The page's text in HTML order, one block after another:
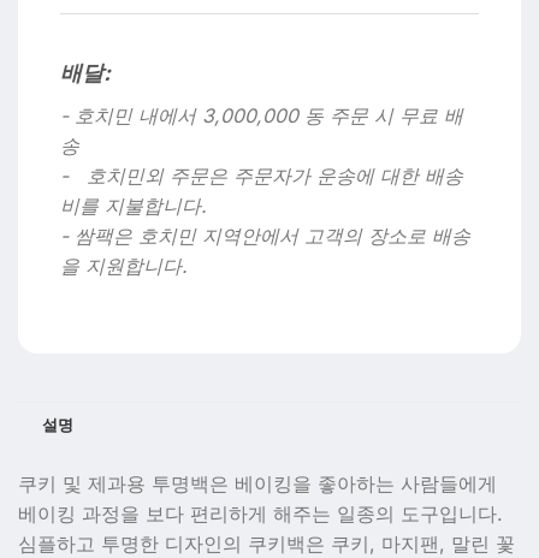
배달:
- 호치민 내에서 3,000,000 동 주문 시 무료 배
송
- 호치민외 주문은 주문자가 운송에 대한 배송
비를 지불합니다.
- 쌈팩은 호치민 지역안에서 고객의 장소로 배송
을 지원합니다.
설명
쿠키 및 제과용 투명백은 베이킹을 좋아하는 사람들에게
베이킹 과정을 보다 편리하게 해주는 일종의 도구입니다.
심플하고 투명한 디자인의 쿠키백은 쿠키, 마지팬, 말린 꽃